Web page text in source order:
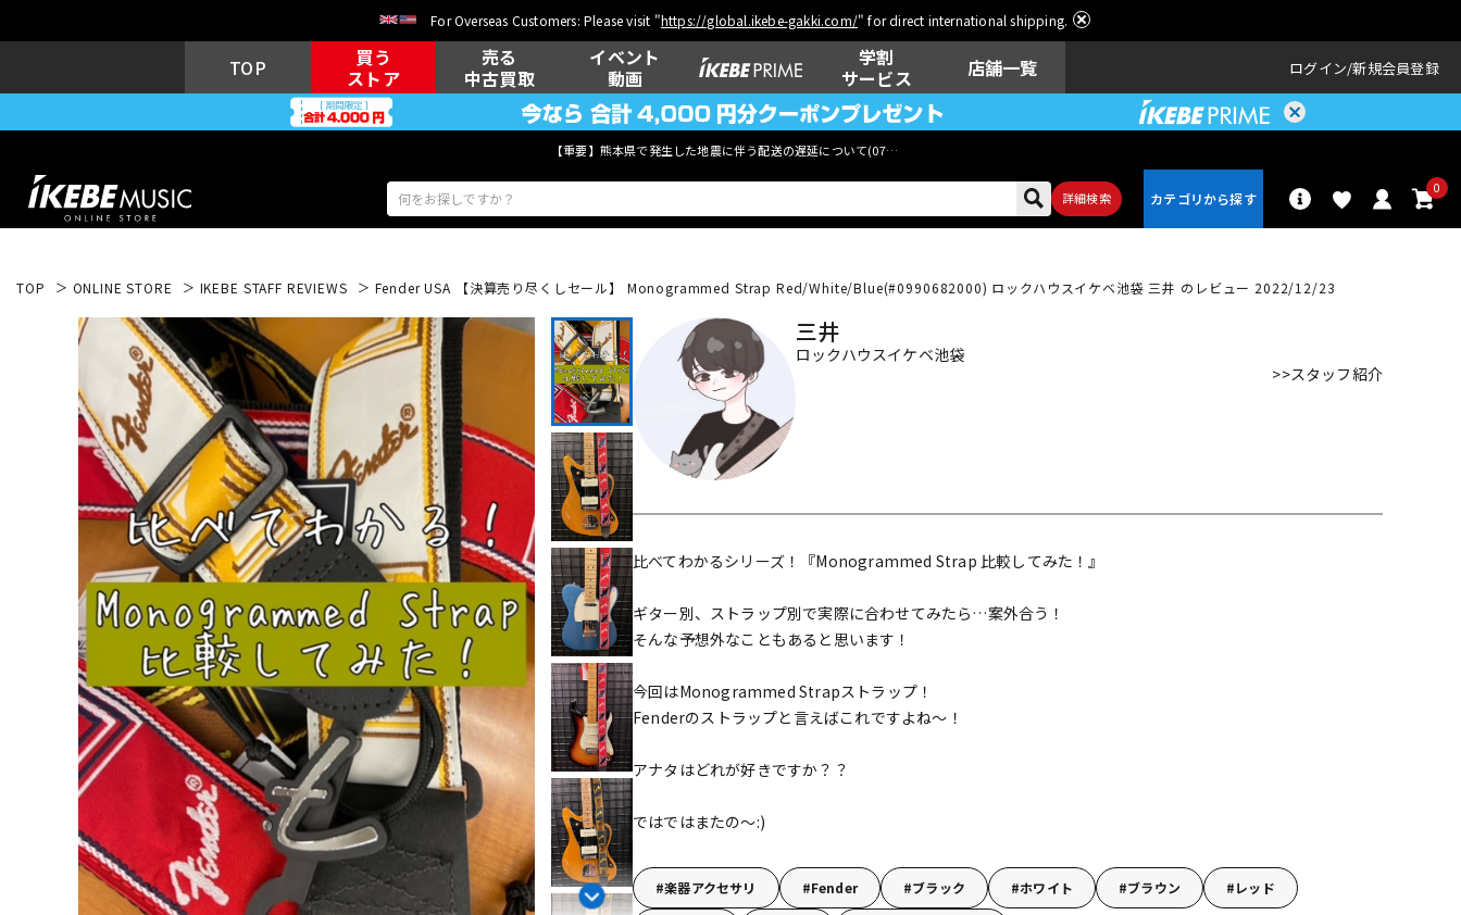
For Overseas Customers: Please visit "https://global.ikebe-gakki.com/" for direct international shipping.
TOP
買う
ストア
売る
中古買取
イベント
動画
学割
サービス
店舗一覧 ログイン 新規会員登録
【重要】熊本県で発生した地震に伴う配送の遅延について(07月29日
詳細検索
0
エレキギター アコギ/エレ
アコ ベース パーカッショ
キーボード 電子ピアノ 管楽器
DJ機器 DTM DTM オンラ
イン納品 グ機器 機器 リ
中古 ヴィンテージ
TOP ONLINE STORE IKEBE STAFF REVIEWS Fender USA 【決算売り尽くしセール】 Monogrammed Strap Red/White/Blue(#0990682000) ロックハウスイケベ池袋 三井 のレビュー 2022/12/23
三井
ロックハウスイケベ池袋
>>スタッフ紹介
比べてわかるシリーズ！『Monogrammed Strap 比較してみた！』
ギター別、ストラップ別で実際に合わせてみたら…案外合う！
そんな予想外なこともあると思います！
今回はMonogrammed Strapストラップ！
Fenderのストラップと言えばこれですよね～！
アナタはどれが好きですか？？
ではではまたの～:)
楽器アクセサリ Fender ブラック ホワイト ブラウン レッド